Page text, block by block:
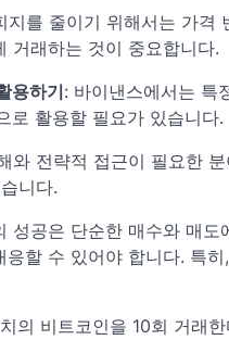
지를 줄이기 위해서는 가격
거래하는 것이 중요합니다.
용하기: 바이낸스에서는 특
로 활용할 필요가 있습니다.
와 전략적 접근이 필요한
니다.
성공은 단순한 매수와 매
할 수 있어야 합니다. 특
의 비트코인을 10회 거래